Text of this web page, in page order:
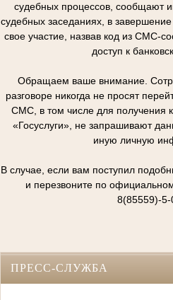
судебных процессов, сообщают
судебных заседаниях, в
свое участие, назвав код из СМС-
доступ к
Обращаем ваше внимание.
разговоре никогда не просят
СМС, в том числе для получения
«Госуслуги», не запрашивают
иную личную
В случае, если вам поступил
и перезвоните по
8(85559)-5-
ПРЕСС-СЛУЖБА